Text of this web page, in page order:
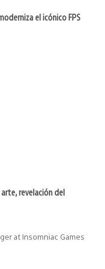
el icónico FPS
revelación del
at Insomniac Games